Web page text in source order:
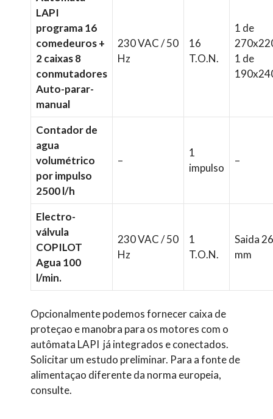
LAPI
programa 16
comedeuros +
2 caixas 8
conmutadores
Auto-parar-
manual
230 VAC / 50
Hz
16
T.O.N.
1 de
1 de
Contador de
agua
volumétrico
por impulso
2500 l/h
–
1
impulso
–
Electro-
válvula
COPILOT
Agua 100
l/min.
230 VAC / 50
Hz
1
T.O.N.
Saida
mm
Opcionalmente podemos fornecer caixa de
proteçao e manobra para os motores com o
autômata LAPI já integrados e conectados.
Solicitar um estudo preliminar. Para a fonte de
alimentaçao diferente da norma europeia,
consulte.